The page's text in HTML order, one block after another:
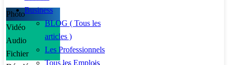
Photo
Vidéo
Audio
Fichier
Business
BLOG ( Tous les
articles )
Les Professionnels
Tous les Emplois